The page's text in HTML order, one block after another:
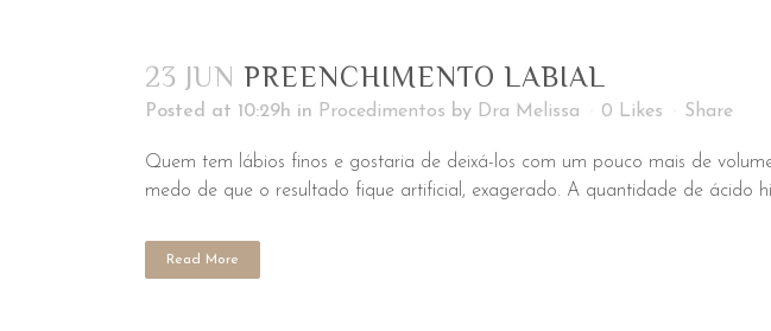
23 JUN PREENCHIMENTO LABIAL
Posted at 10:29h in Procedimentos by Dra Melissa 0 Likes Share
Quem tem lábios finos e gostaria de deixá-los com um pouco mais de
medo de que o resultado fique artificial, exagerado. A quantidade de ácido
Read More